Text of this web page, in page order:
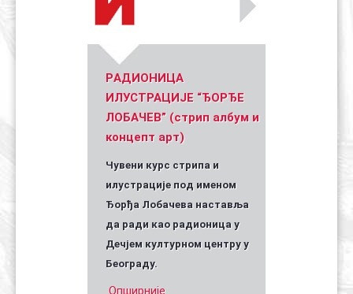
PАДИОНИЦА
ИЛУСТРАЦИЈЕ “ЂОРЂЕ
ЛОБАЧЕВ” (стрип албум и
концепт арт)
Чувени курс стрипа и
илустрације под именом
Ђорђа Лобачева наставља
да ради као радионица у
Дечјем културном центру у
Београду.
Опширније